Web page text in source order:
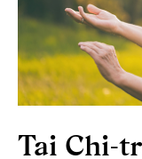
Tai Chi-